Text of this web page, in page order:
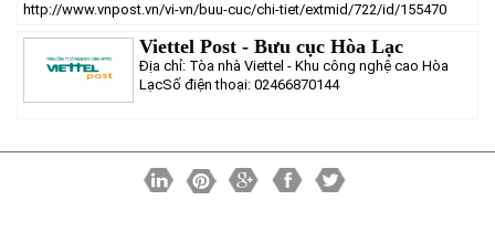
Môi trường
Quy hoạch - Xây dựng
Ưu đãi đầu tư
Văn bản khác
http://www.vnpost.vn/vi-vn/buu-cuc/chi-tiet/extmid/722/id/155470
Viettel Post - Bưu cục Hòa Lạc
Địa chỉ: Tòa nhà Viettel - Khu công nghệ cao Hòa
LạcSố điện thoại: 02466870144